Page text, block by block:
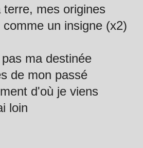
mes origines
un insigne (x2)
ma destinée
de mon passé
d'où je viens
loin